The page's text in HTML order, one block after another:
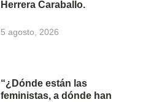
Herrera Caraballo.
5 agosto, 2026
“¿Dónde están las
feministas, a dónde han